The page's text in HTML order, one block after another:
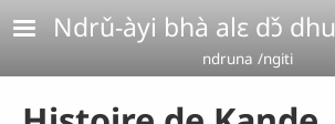
Aller au contenu principal
Ndrǔ-àyi bhà alɛ dɔ̌ dhu
ndruna /ngiti